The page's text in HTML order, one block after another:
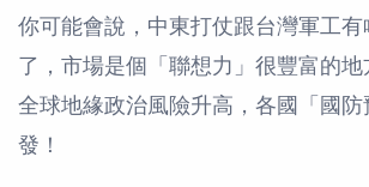
你可能會說，中東打仗跟台灣軍工
了，市場是個「聯想力」很豐富的
全球地緣政治風險升高，各國「國
發！